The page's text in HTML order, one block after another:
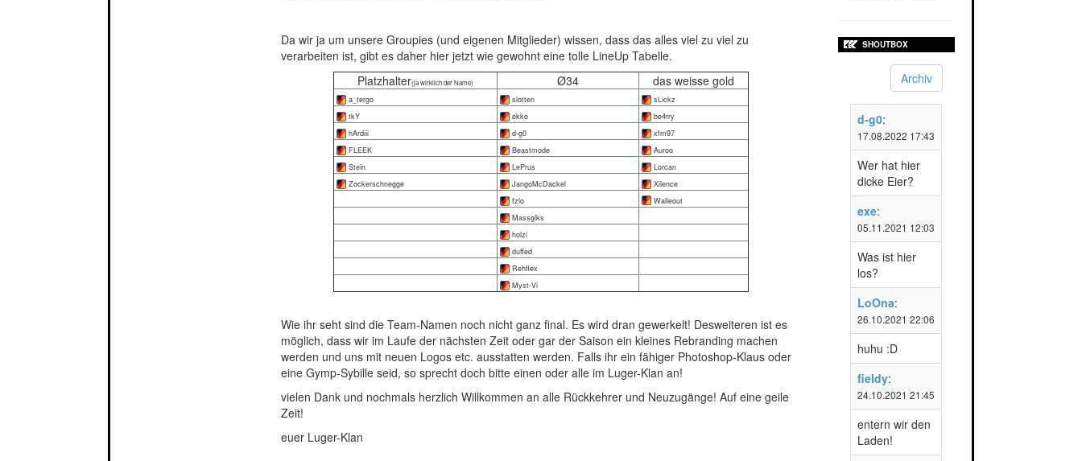
Da wir ja um unsere Groupies (und eigenen Mitglieder) wissen, dass das alles viel zu viel zu
verarbeiten ist, gibt es daher hier jetzt wie gewohnt eine tolle LineUp Tabelle.
Platzhalter(ja wirklich der Name) Ø34 das weisse gold
a_tergo slotten
sLickz
tkY
ekko
be4rry
hArdiii
d-g0
xfm97
FLEEK
Beastmode
Auroo
Stein
LePrus
Lorcan
Zockerschnegge
JangoMcDackel
Xilence
fzlo
Walleout
Massgiks
holzi
duffed
Rehflex
Myst-Vi
Wie ihr seht sind die Team-Namen noch nicht ganz final. Es wird dran gewerkelt! Desweiteren ist es
möglich, dass wir im Laufe der nächsten Zeit oder gar der Saison ein kleines Rebranding machen
werden und uns mit neuen Logos etc. ausstatten werden. Falls ihr ein fähiger Photoshop-Klaus oder
eine Gymp-Sybille seid, so sprecht doch bitte einen oder alle im Luger-Klan an!
vielen Dank und nochmals herzlich Willkommen an alle Rückkehrer und Neuzugänge! Auf eine geile
Zeit!
euer Luger-Klan
SHOUTBOX
Archiv
d-g0:
17.08.2022 17:43
Wer hat hier
dicke Eier?
exe:
05.11.2021 12:03
Was ist hier
los?
LoOna:
26.10.2021 22:06
huhu :D
fieldy:
24.10.2021 21:45
entern wir den
Laden!